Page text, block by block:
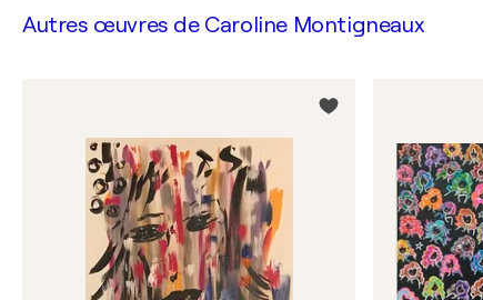
Autres œuvres de Caroline Montigneaux